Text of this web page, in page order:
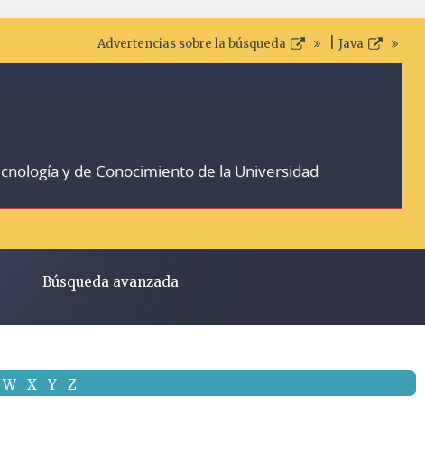
Advertencias sobre la búsqueda Java
y de Conocimiento de la Universidad
Búsqueda avanzada
W X Y Z